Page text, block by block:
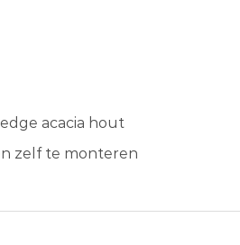
acacia hout
zelf te monteren